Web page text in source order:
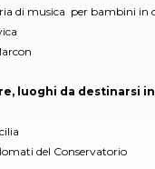
di musica per bambini in
luoghi da destinarsi
del Conservatorio